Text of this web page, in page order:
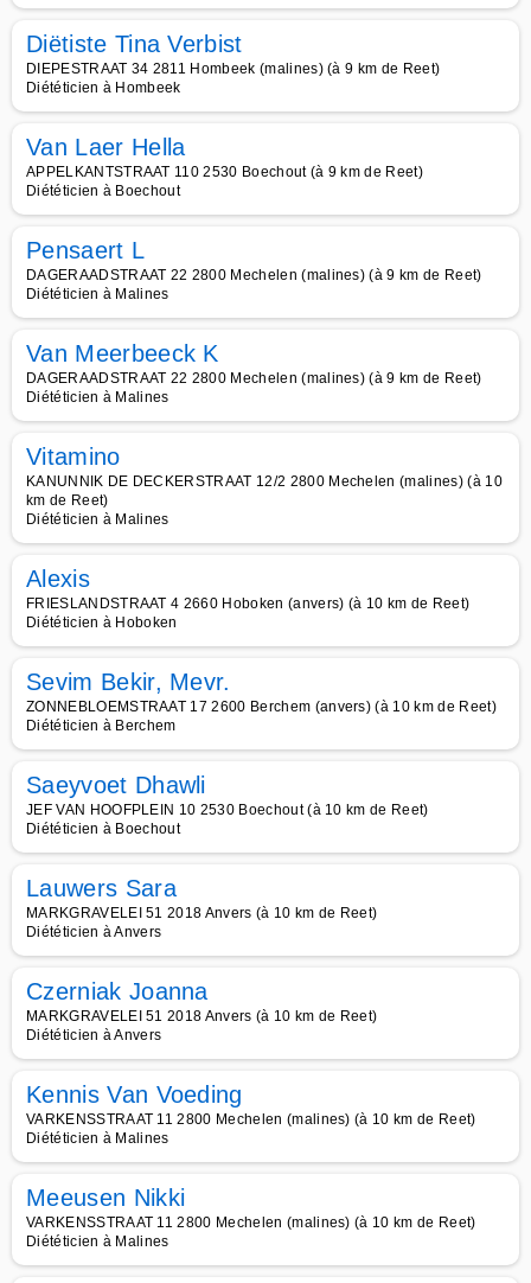
Diëtiste Tina Verbist
DIEPESTRAAT 34 2811 Hombeek (malines) (à 9 km de Reet)
Diététicien à Hombeek
Van Laer Hella
APPELKANTSTRAAT 110 2530 Boechout (à 9 km de Reet)
Diététicien à Boechout
Pensaert L
DAGERAADSTRAAT 22 2800 Mechelen (malines) (à 9 km de Reet)
Diététicien à Malines
Van Meerbeeck K
DAGERAADSTRAAT 22 2800 Mechelen (malines) (à 9 km de Reet)
Diététicien à Malines
Vitamino
KANUNNIK DE DECKERSTRAAT 12/2 2800 Mechelen (malines) (à 10
km de Reet)
Diététicien à Malines
Alexis
FRIESLANDSTRAAT 4 2660 Hoboken (anvers) (à 10 km de Reet)
Diététicien à Hoboken
Sevim Bekir, Mevr.
ZONNEBLOEMSTRAAT 17 2600 Berchem (anvers) (à 10 km de Reet)
Diététicien à Berchem
Saeyvoet Dhawli
JEF VAN HOOFPLEIN 10 2530 Boechout (à 10 km de Reet)
Diététicien à Boechout
Lauwers Sara
MARKGRAVELEI 51 2018 Anvers (à 10 km de Reet)
Diététicien à Anvers
Czerniak Joanna
MARKGRAVELEI 51 2018 Anvers (à 10 km de Reet)
Diététicien à Anvers
Kennis Van Voeding
VARKENSSTRAAT 11 2800 Mechelen (malines) (à 10 km de Reet)
Diététicien à Malines
Meeusen Nikki
VARKENSSTRAAT 11 2800 Mechelen (malines) (à 10 km de Reet)
Diététicien à Malines